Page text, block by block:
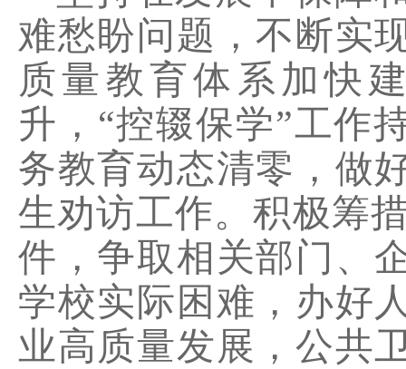
难愁盼问题，不断实
质量教育体系加快
升， “控辍保学”工作
务教育动态清零，做
生劝访工作。积极筹
件，争取相关部门、
学校实际困难，办好
业高质量发展，公共